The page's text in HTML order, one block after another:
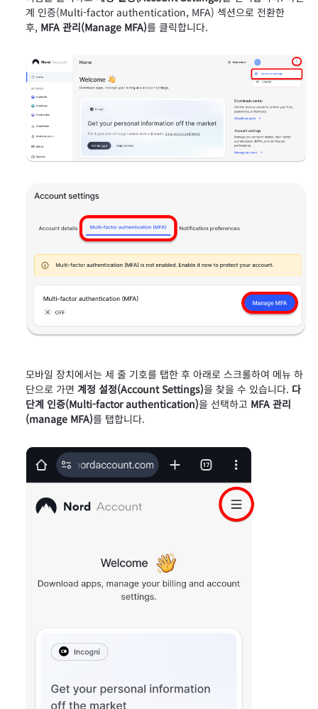
계 인증(Multi-factor authentication, MFA) 섹션으로 전환한
후, MFA 관리(Manage MFA)를 클릭합니다.
모바일 장치에서는 세 줄 기호를 탭한 후 아래로 스크롤하여 메뉴 하
단으로 가면 계정 설정(Account Settings)을 찾을 수 있습니다. 다
단계 인증(Multi-factor authentication)을 선택하고 MFA 관리
(manage MFA)를 탭합니다.